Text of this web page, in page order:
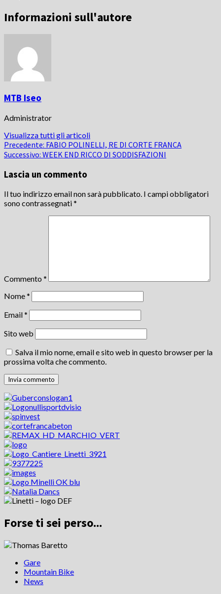
Informazioni sull'autore
MTB Iseo
Administrator
Visualizza tutti gli articoli
Navigazione
articolo
Precedente: FABIO POLINELLI, RE DI CORTE FRANCA
Successivo: WEEK END RICCO DI SODDISFAZIONI
Lascia un commento
Il tuo indirizzo email non sarà pubblicato. I campi obbligatori
sono contrassegnati*
Commento *
Nome*
Email*
Sito web
Salva il mio nome, email e sito web in questo browser per la
prossima volta che commento.
Forse ti sei perso...
Gare
Mountain Bike
News